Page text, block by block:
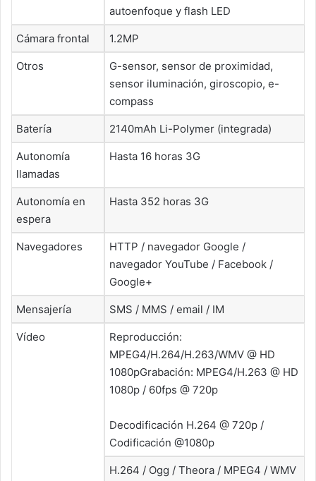
autoenfoque y flash LED
Cámara frontal 1.2MP
Otros
G-sensor, sensor de proximidad,
sensor iluminación, giroscopio, e-
compass
Batería 2140mAh Li-Polymer (integrada)
Autonomía
llamadas
Hasta 16 horas 3G
Autonomía en
espera
Hasta 352 horas 3G
Navegadores
HTTP / navegador Google /
navegador YouTube / Facebook /
Google+
Mensajería SMS / MMS / email / IM
Vídeo
Reproducción:
MPEG4/H.264/H.263/WMV @ HD
1080pGrabación: MPEG4/H.263 @ HD
1080p / 60fps @ 720p
Decodificación H.264 @ 720p /
Codificación @1080p
H.264 / Ogg / Theora / MPEG4 / WMV